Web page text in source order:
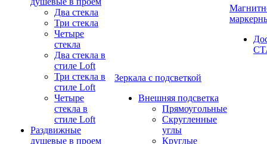
Два стекла
Три стекла
Четыре
стекла
Два стекла в
стиле Loft
Три стекла в
стиле Loft
Четыре
стекла в
стиле Loft
Раздвижные
душевые в проем
Зеркала с подсветкой
Внешняя подсветка
Прямоугольные
Скругленные
углы
Круглые